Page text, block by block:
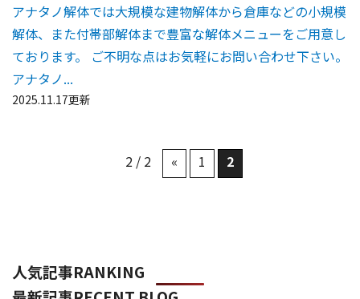
アナタノ解体では大規模な建物解体から倉庫などの小規模
解体、また付帯部解体まで豊富な解体メニューをご用意し
ております。 ご不明な点はお気軽にお問い合わせ下さい。
アナタノ...
2025.11.17更新
2 / 2 « 1 2
人気記事RANKING